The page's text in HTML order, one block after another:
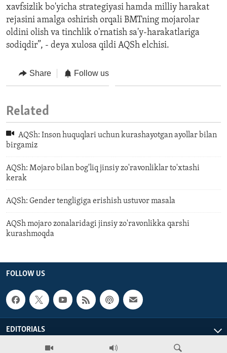
xavfsizlik bo'yicha strategiyasi hamda milliy harakat
rejasini amalga oshirish orqali BMTning mojarolar
oldini olish va tinchlik o'rnatish sa'y-harakatlariga
sodiqdir”, - deya xulosa qildi AQSh elchisi.
Share Follow us
Related
AQSh: Inson huquqlari uchun kurashayotgan ayollar bilan
birgamiz
AQSh: Mojaro bilan bog'liq jinsiy zo'ravonliklar to'xtashi
kerak
AQSh: Gender tengligiga erishish ustuvor masala
AQSh mojaro zonalaridagi jinsiy zo'ravonlikka qarshi
kurashmoqda
FOLLOW US
EDITORIALS